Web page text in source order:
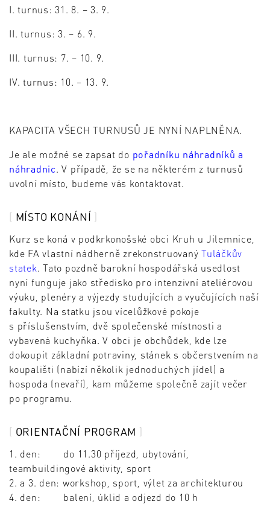
I. turnus: 31. 8. – 3. 9.
II. turnus: 3. – 6. 9.
III. turnus: 7. – 10. 9.
IV. turnus: 10. – 13. 9.
KAPACITA VŠECH TURNUSŮ JE NYNÍ NAPLNĚNA.
Je ale možné se zapsat do pořadníku náhradníků a
náhradnic. V případě, že se na některém z turnusů
uvolní místo, budeme vás kontaktovat.
MÍSTO KONÁNÍ
Kurz se koná v podkrkonošské obci Kruh u Jilemnice,
kde FA vlastní nádherně zrekonstruovaný Tuláčkův
statek. Tato pozdně barokní hospodářská usedlost
nyní funguje jako středisko pro intenzivní ateliérovou
výuku, plenéry a výjezdy studujících a vyučujících naší
fakulty. Na statku jsou vícelůžkové pokoje
s příslušenstvím, dvě společenské místnosti a
vybavená kuchyňka. V obci je obchůdek, kde lze
dokoupit základní potraviny, stánek s občerstvením na
koupališti (nabízí několik jednoduchých jídel) a
hospoda (nevaří), kam můžeme společně zajít večer
po programu.
ORIENTAČNÍ PROGRAM
1. den: do 11.30 příjezd, ubytování,
teambuildingové aktivity, sport
2. a 3. den: workshop, sport, výlet za architekturou
4. den: balení, úklid a odjezd do 10 h